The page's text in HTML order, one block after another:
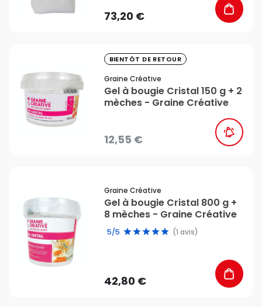
73,20 €
BIENTÔT DE RETOUR
Graine Créative
Gel à bougie Cristal 150 g + 2
mèches - Graine Créative
12,55 €
Graine Créative
Gel à bougie Cristal 800 g +
8 mèches - Graine Créative
5/5 (1 avis)
42,80 €